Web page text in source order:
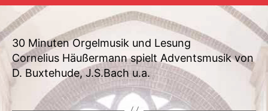
30 Minuten Orgelmusik und Lesung
Cornelius Häußermann spielt Adventsmusik von
D. Buxtehude, J.S.Bach u.a.